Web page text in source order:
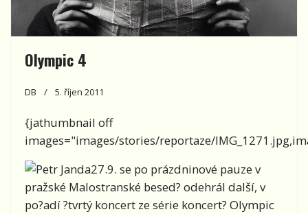
Olympic 4
DB 5. říjen 2011
{jathumbnail off
images="images/stories/reportaze/
27.9. se po prázdninové pauze v
pražské Malostranské besed? odehrál další, v
po?adí ?tvrtý koncert ze série koncert? Olympic